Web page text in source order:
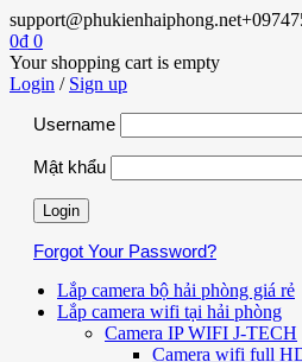
support@phukienhaiphong.net
0₫ 0
Your shopping cart is empty
Login / Sign up
Username
Mật khẩu
Forgot Your Password?
Lắp camera bộ hải phòng giá rẻ
Lắp camera wifi tại hải phòng
Camera IP WIFI J-TECH
Camera wifi full